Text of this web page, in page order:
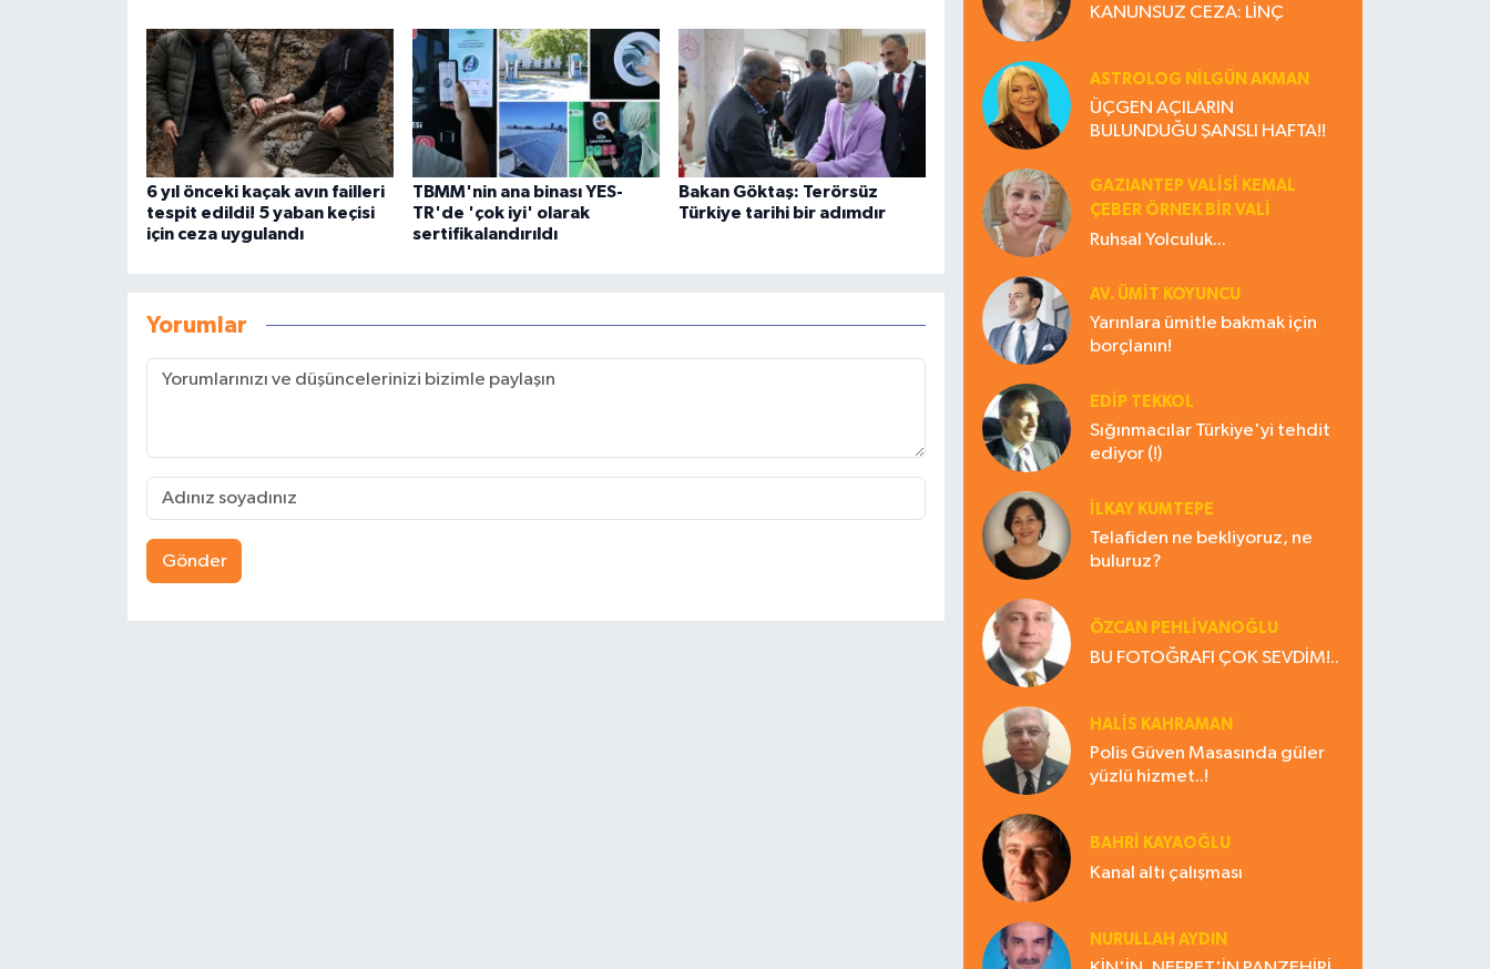
6 yıl önceki kaçak avın failleri
tespit edildi! 5 yaban keçisi
için ceza uygulandı
TBMM'nin ana binası YES-
TR'de 'çok iyi' olarak
sertifikalandırıldı
Bakan Göktaş: Terörsüz
Türkiye tarihi bir adımdır
Yorumlar
Gönder
KANUNSUZ CEZA: LİNÇ
ASTROLOG NILGÜN AKMAN
ÜÇGEN AÇILARIN
BULUNDUĞU ŞANSLI HAFTA!!
GAZIANTEP VALISI KEMAL
ÇEBER ÖRNEK BİR VALİ
Ruhsal Yolculuk...
AV. ÜMIT KOYUNCU
Yarınlara ümitle bakmak için
borçlanın!
EDIP TEKKOL
Sığınmacılar Türkiye'yi tehdit
ediyor (!)
İLKAY KUMTEPE
Telafiden ne bekliyoruz, ne
buluruz?
ÖZCAN PEHLİVANOĞLU
BU FOTOĞRAFI ÇOK SEVDİM!..
HALIS KAHRAMAN
Polis Güven Masasında güler
yüzlü hizmet..!
BAHRI KAYAOĞLU
Kanal altı çalışması
NURULLAH AYDIN